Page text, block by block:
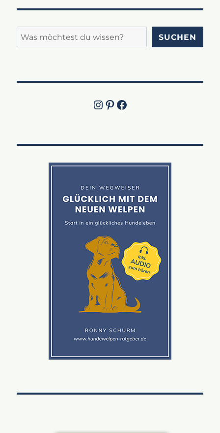
Suchen SUCHEN
Instagram
Pinterest
Jetzt die Facebook-Fanpage von Lucky Labrador besuchen!